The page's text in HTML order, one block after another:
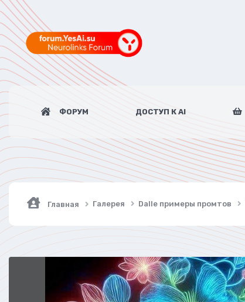
ФОРУМ ДОСТУП К AI
Главная Галерея Dalle примеры промтов